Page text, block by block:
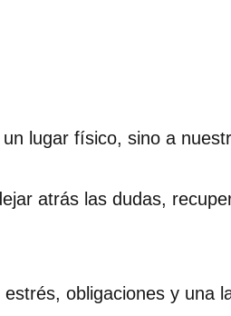
lugar físico, sino a
atrás las dudas,
obligaciones y una